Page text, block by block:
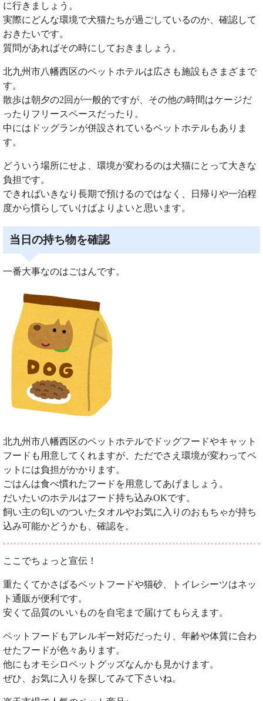
に行きましょう。
実際にどんな環境で犬猫たちが過ごしているのか、確認して
おきたいです。
質問があればその時にしておきましょう。
北九州市八幡西区のペットホテルは広さも施設もさまざまで
す。
散歩は朝夕の2回が一般的ですが、その他の時間はケージだ
ったりフリースペースだったり。
中にはドッグランが併設されているペットホテルもありま
す。
どういう場所にせよ、環境が変わるのは犬猫にとって大きな
負担です。
できればいきなり長期で預けるのではなく、日帰りや一泊程
度から慣らしていけばよりよいと思います。
当日の持ち物を確認
一番大事なのはごはんです。
北九州市八幡西区のペットホテルでドッグフードやキャット
フードも用意してくれますが、ただでさえ環境が変わってペ
ットには負担がかかります。
ごはんは食べ慣れたフードを用意してあげましょう。
だいたいのホテルはフード持ち込みOKです。
飼い主の匂いのついたタオルやお気に入りのおもちゃが持ち
込み可能かどうかも、確認を。
ここでちょっと宣伝！
重たくてかさばるペットフードや猫砂、トイレシーツはネッ
ト通販が便利です。
安くて品質のいいものを自宅まで届けてもらえます。
ペットフードもアレルギー対応だったり、年齢や体質に合わ
せたフードが色々あります。
他にもオモシロペットグッズなんかも見かけます。
ぜひ、お気に入りを探してみて下さいね。